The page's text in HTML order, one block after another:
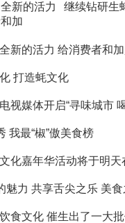
新的活力
加
继续钻研生
新的活力 给消费者和
打造蚝文化
视媒体开启“寻味城市
我最“椒”傲美食榜
化嘉年华活动将于明天
魅力 共享舌尖之乐 美
食文化 催生出了一大